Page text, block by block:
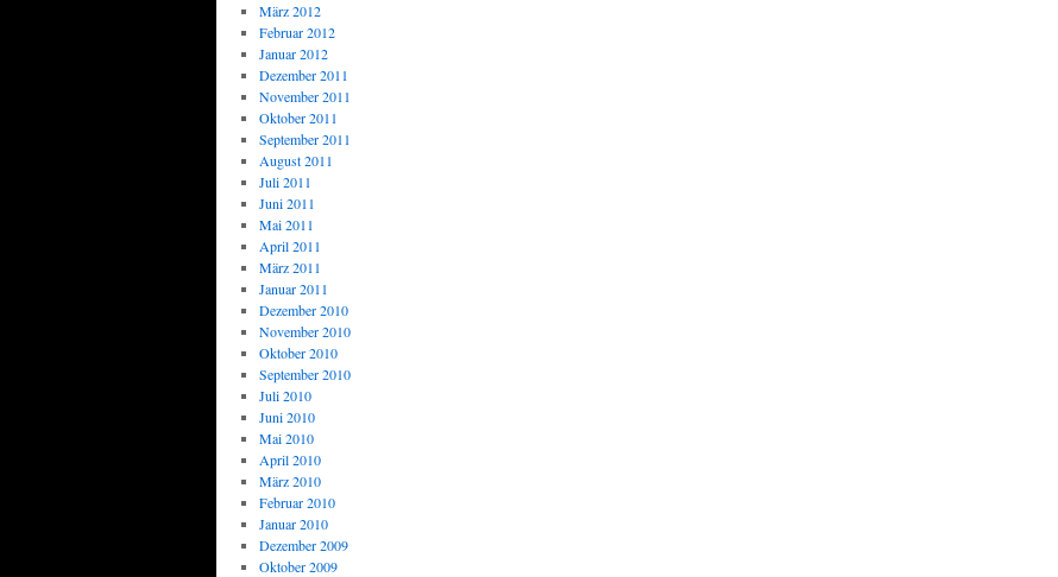
März 2012
Februar 2012
Januar 2012
Dezember 2011
November 2011
Oktober 2011
September 2011
August 2011
Juli 2011
Juni 2011
Mai 2011
April 2011
März 2011
Januar 2011
Dezember 2010
November 2010
Oktober 2010
September 2010
Juli 2010
Juni 2010
Mai 2010
April 2010
März 2010
Februar 2010
Januar 2010
Dezember 2009
Oktober 2009